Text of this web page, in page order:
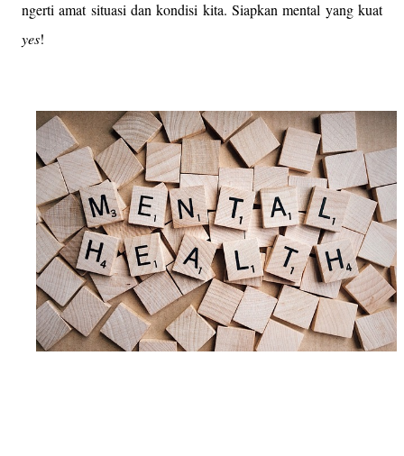
ngerti amat situasi dan kondisi kita. Siapkan mental yang kuat
yes!